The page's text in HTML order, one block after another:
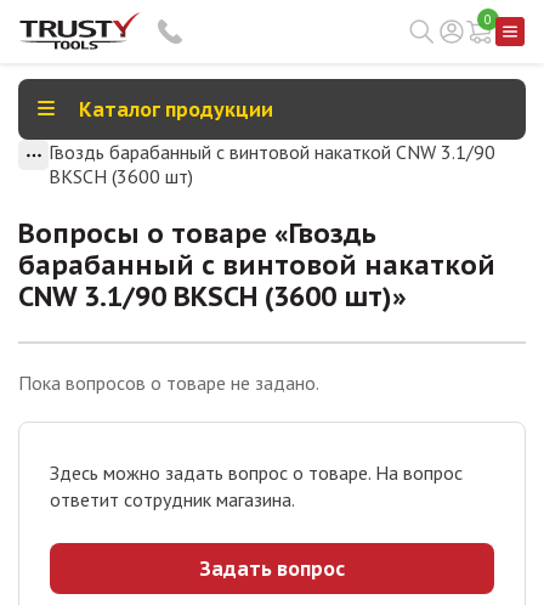
0
Каталог продукции
Гвоздь барабанный с винтовой накаткой CNW 3.1/90
BKSCH (3600 шт)
Вопросы о товаре «Гвоздь
барабанный с винтовой накаткой
CNW 3.1/90 BKSCH (3600 шт)»
Здесь можно задать вопрос о товаре. На вопрос
ответит сотрудник магазина.
Задать вопрос
Пока вопросов о товаре не задано.